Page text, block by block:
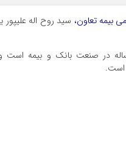
بیمه تعاون، سید روح اله
در صنعت بانک و بیمه
است.